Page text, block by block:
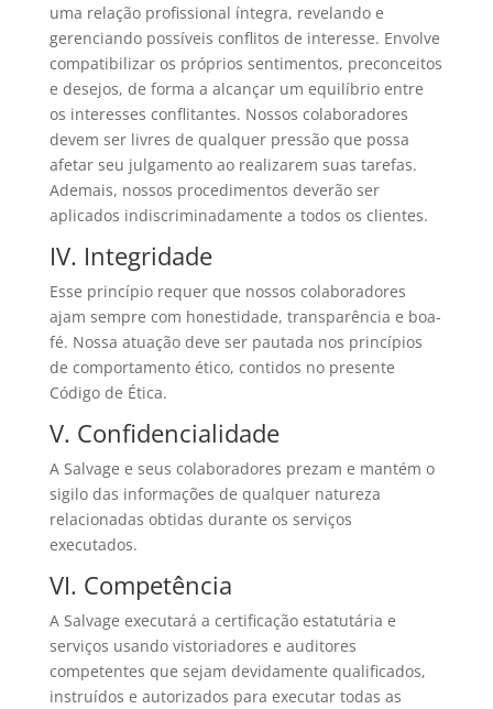
uma relação profissional íntegra, revelando e
gerenciando possíveis conflitos de interesse. Envolve
compatibilizar os próprios sentimentos, preconceitos
e desejos, de forma a alcançar um equilíbrio entre
os interesses conflitantes. Nossos colaboradores
devem ser livres de qualquer pressão que possa
afetar seu julgamento ao realizarem suas tarefas.
Ademais, nossos procedimentos deverão ser
aplicados indiscriminadamente a todos os clientes.
IV. Integridade
Esse princípio requer que nossos colaboradores
ajam sempre com honestidade, transparência e boa-
fé. Nossa atuação deve ser pautada nos princípios
de comportamento ético, contidos no presente
Código de Ética.
V. Confidencialidade
A Salvage e seus colaboradores prezam e mantém o
sigilo das informações de qualquer natureza
relacionadas obtidas durante os serviços
executados.
VI. Competência
A Salvage executará a certificação estatutária e
serviços usando vistoriadores e auditores
competentes que sejam devidamente qualificados,
instruídos e autorizados para executar todas as